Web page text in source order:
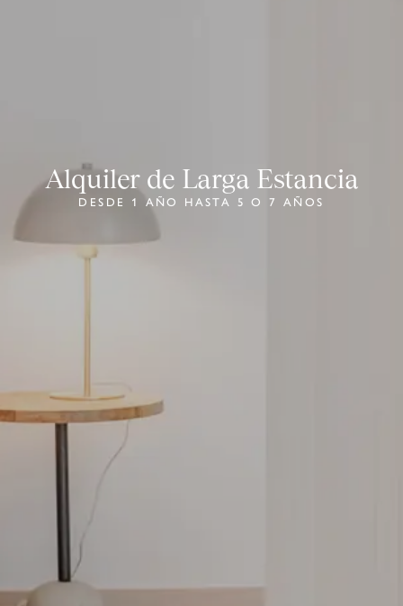
Alquiler de Larga Estancia
DESDE 1 AÑO HASTA 5 O 7 AÑOS